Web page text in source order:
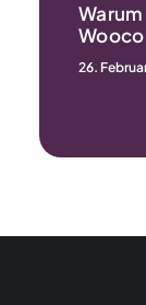
26.